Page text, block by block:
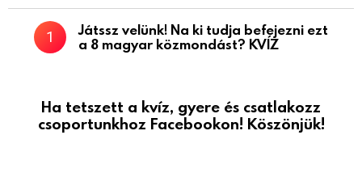
Játssz velünk! Na ki tudja befejezni ezt
a 8 magyar közmondást? KVÍZ
Ha tetszett a kvíz, gyere és csatlakozz
csoportunkhoz Facebookon! Köszönjük!